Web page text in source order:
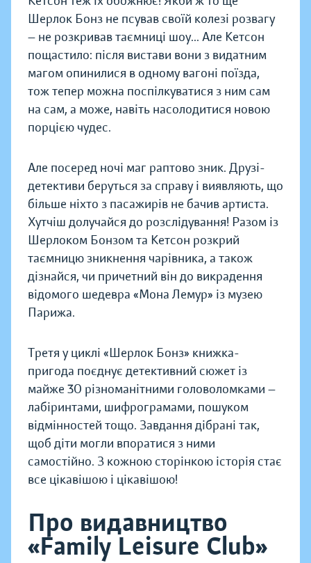
Шерлок Бонз не псував своїй колезі розвагу
— не розкривав таємниці шоу... Але Кетсон
пощастило: після вистави вони з видатним
магом опинилися в одному вагоні поїзда,
тож тепер можна поспілкуватися з ним сам
на сам, а може, навіть насолодитися новою
порцією чудес.
Але посеред ночі маг раптово зник. Друзі-
детективи беруться за справу і виявляють, що
більше ніхто з пасажирів не бачив артиста.
Хутчіш долучайся до розслідування! Разом із
Шерлоком Бонзом та Кетсон розкрий
таємницю зникнення чарівника, а також
дізнайся, чи причетний він до викрадення
відомого шедевра «Мона Лемур» із музею
Парижа.
Третя у циклі «Шерлок Бонз» книжка-
пригода поєднує детективний сюжет із
майже 30 різноманітними головоломками —
лабіринтами, шифрограмами, пошуком
відмінностей тощо. Завдання дібрані так,
щоб діти могли впоратися з ними
самостійно. З кожною сторінкою історія стає
все цікавішою і цікавішою!
Про видавництво
«Family Leisure Club»